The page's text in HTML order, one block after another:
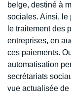
belge, destiné à
sociales. Ainsi, le
le traitement des
entreprises, en
ces paiements.
automatisation
secrétariats
vue actualisée de